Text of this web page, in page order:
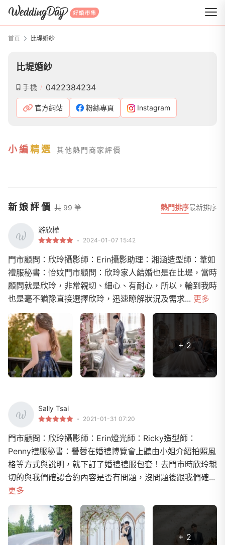
WeddingDay 好婚市集
首頁 比堤婚紗
比堤婚紗
手機 0422384234
官方網站 粉絲專頁 Instagram
小編精選 其他熱門商家評價
新娘評價 共 99 筆 熱門排序最新排序
游欣樺
2024-01-07 15:42
門市顧問：欣玲攝影師：Erin攝影助理：湘涵造型師：葦如
禮服秘書：怡妏門市顧問：欣玲家人結婚也是在比堤，當時
顧問就是欣玲，非常親切、細心、有耐心，所以，輪到我時
也是毫不猶豫直接選擇欣玲，迅速瞭解狀況及需求... 更多
+ 2
Sally Tsai
2021-01-31 07:20
門市顧問：欣玲攝影師：Erin燈光師：Ricky造型師：
Penny禮服秘書：譽蓉在婚禮博覽會上聽由小姐介紹拍照風
格等方式與說明，就下訂了婚禮禮服包套！去門市時欣玲親
切的與我們確認合約內容是否有問題，沒問題後跟我們確...
更多
+ 2